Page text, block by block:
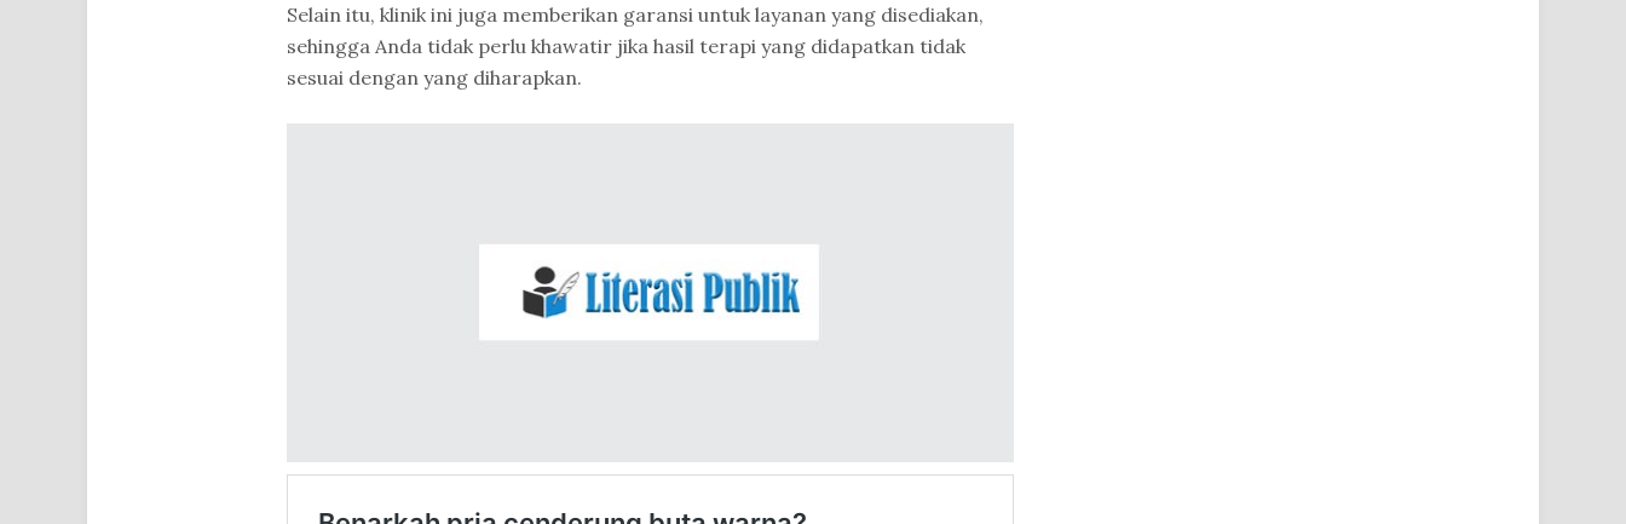
Selain itu, klinik ini juga memberikan garansi untuk layanan yang disediakan,
sehingga Anda tidak perlu khawatir jika hasil terapi yang didapatkan tidak
sesuai dengan yang diharapkan.